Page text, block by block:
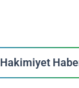
Hakimiyet